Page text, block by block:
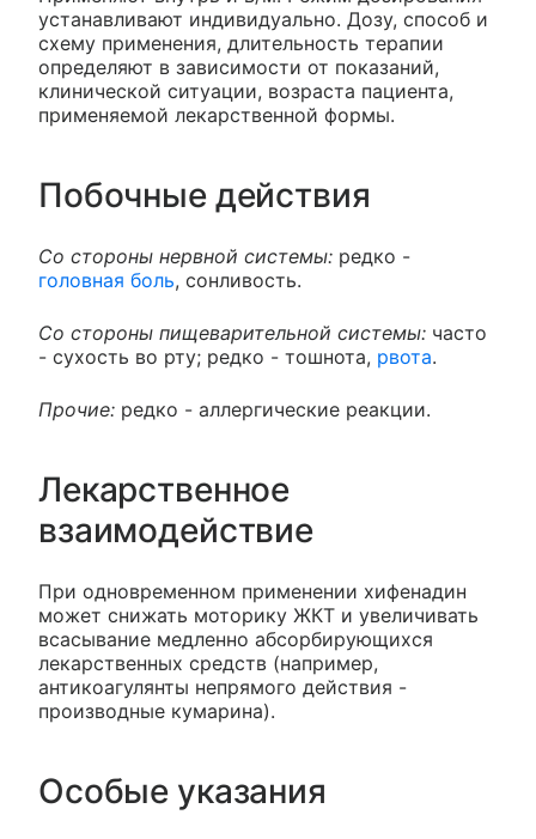
устанавливают индивидуально. Дозу, способ и
схему применения, длительность терапии
определяют в зависимости от показаний,
клинической ситуации, возраста пациента,
применяемой лекарственной формы.
Побочные действия
Со стороны нервной системы: редко -
головная боль, сонливость.
Со стороны пищеварительной системы: часто
- сухость во рту; редко - тошнота, рвота.
Прочие: редко - аллергические реакции.
Лекарственное
взаимодействие
При одновременном применении хифенадин
может снижать моторику ЖКТ и увеличивать
всасывание медленно абсорбирующихся
лекарственных средств (например,
антикоагулянты непрямого действия -
производные кумарина).
Особые указания